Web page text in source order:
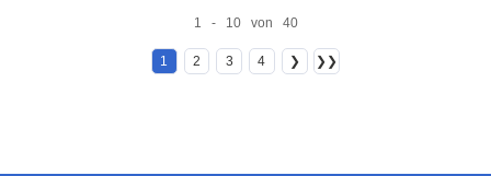
1 - 10 von 40
1 2 3 4 ❯ ❯❯